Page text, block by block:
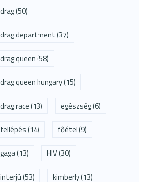
drag(50)
drag department(37)
drag queen(58)
drag queen hungary(15)
drag race(13) egészség(6)
fellépés(14) főétel(9)
gaga(13) HIV(30)
interjú(53) kimberly(13)